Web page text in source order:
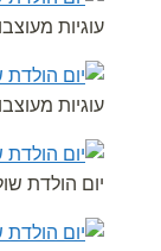
עוגיות
עוגיות
יום הולדת